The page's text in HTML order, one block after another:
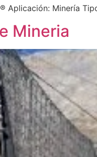
Aplicación: Minería
Mineria